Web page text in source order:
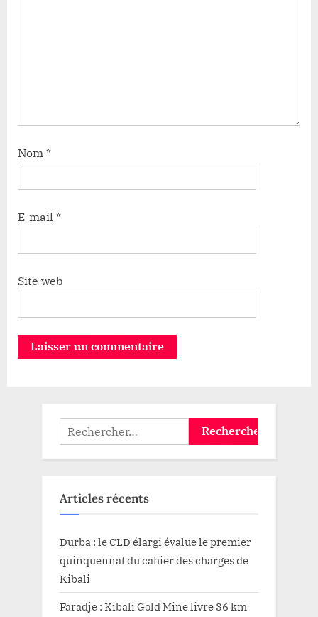
Nom *
E-mail *
Site web
Rechercher :
Articles récents
Durba : le CLD élargi évalue le premier
quinquennat du cahier des charges de
Kibali
Faradje : Kibali Gold Mine livre 36 km